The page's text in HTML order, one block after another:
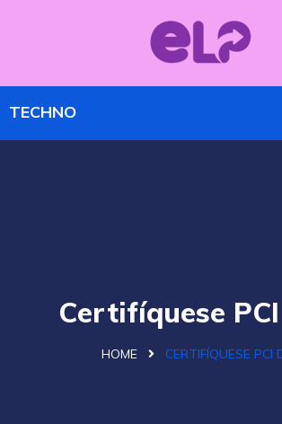
Certifíquese
HOME CERTIFÍQUESE PCI